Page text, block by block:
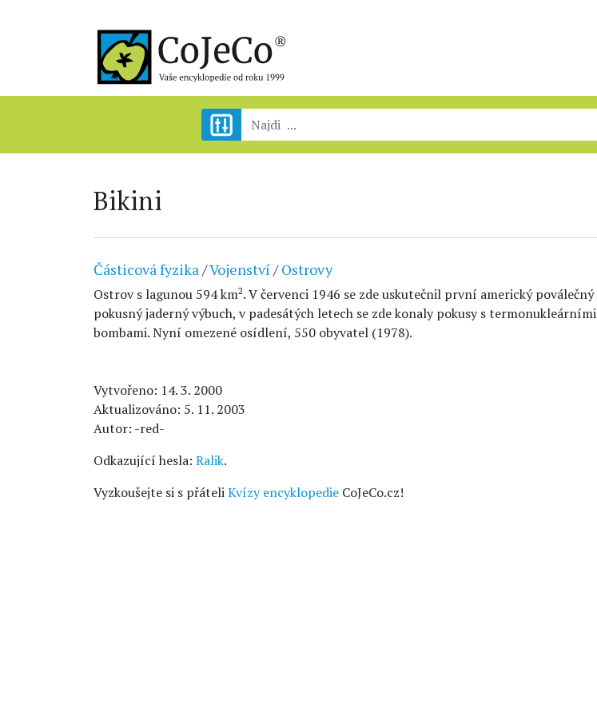
Bikini
Částicová fyzika/Vojenství/Ostrovy
Ostrov s lagunou 594 km2. V červenci 1946 se zde uskutečnil první americký poválečný
pokusný jaderný výbuch, v padesátých letech se zde konaly pokusy s termonukleárními
bombami. Nyní omezené osídlení, 550 obyvatel (1978).
Vytvořeno: 14. 3. 2000
Aktualizováno: 5. 11. 2003
Autor: -red-
Odkazující hesla: Ralik.
Vyzkoušejte si s přáteliKvízy encyklopedie CoJeCo.cz!